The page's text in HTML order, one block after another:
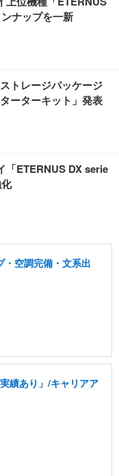
(ホワイト)
スクチェア 肘なし メ
ト付き 腰サポート ガ
ャスター付き コンパク
】GRAPHT THE S
Essential ゲーミン
FHD 量子ドット 残
ツ 超厚型 お徳用 レギ
限定】
ナップを一新
トレージパッケージ
ーターキット」発表
「ETERNUS DX serie
・空調完備・文系出
績あり」/キャリアア